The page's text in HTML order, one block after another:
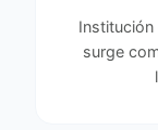
surge